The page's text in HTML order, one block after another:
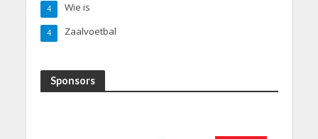
Wie is
4
Zaalvoetbal
4
Sponsors